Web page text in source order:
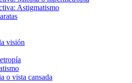
Astigmatismo
visión
o vista cansada